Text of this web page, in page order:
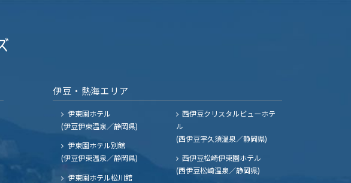
伊豆・熱海エリア
伊東園ホテル
(伊豆伊東温泉／静岡県)
伊東園ホテル別館
(伊豆伊東温泉／静岡県)
伊東園ホテル松川館
西伊豆クリスタルビューホテ
ル
(西伊豆宇久須温泉／静岡県)
西伊豆松崎伊東園ホテル
(西伊豆松崎温泉／静岡県)